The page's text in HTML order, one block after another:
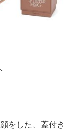
をした、蓋付き